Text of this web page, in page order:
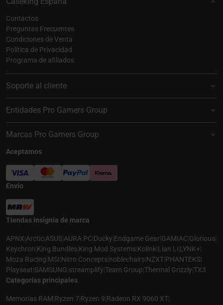
Contactos
Preguntas Frecuentes
Condiciones de Venta
Política de Privacidad
Programa de afiliados
Soporte al cliente
Entidades Pro Gamers Group
Marcas Pro Gamers Group
Aceptamos
Envío
Tiendas insignia de marca
APNX|Arctic|ASUS|AURA PC|Ducky|Endgame Gear|GAMIAC|Glorious|
Keychron|King Bundles|King Mod Systems|Kolink|Lian Li|LYNK+|
Moza Racing|MSI|Nitro Concepts|noblechairs|NZXT|PHANTEKS|
Playseat|SAMSUNG|streamplify|Team Group|Thermal Grizzly|TX3
Categorías principales
Memorias RAM|Ryzen 7|Ryzen 9|Radeon RX 9060 XT|